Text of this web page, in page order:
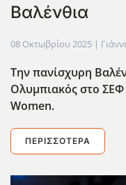
Βαλένθια
08 Οκτωβρίου 2025 |
Την πανίσχυρη
Ολυμπιακός στο ΣΕΦ
Women.
ΠΕΡΙΣΣΌΤΕΡΑ